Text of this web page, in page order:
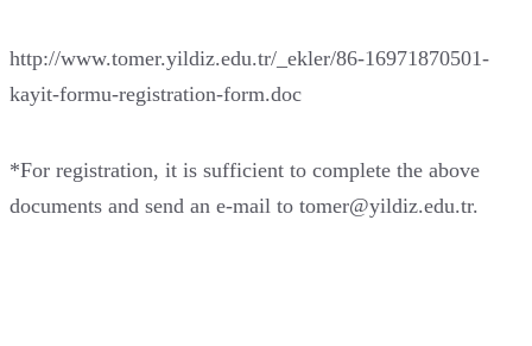
http://www.tomer.yildiz.edu.tr/_ekler/86-16971870501-
kayit-formu-registration-form.doc
*For registration, it is sufficient to complete the above
documents and send an e-mail to tomer@yildiz.edu.tr.